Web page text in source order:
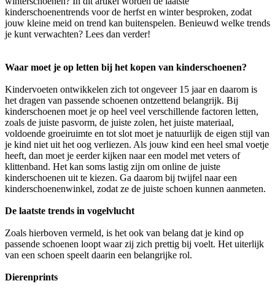
kinderschoenentrends voor de herfst en winter besproken, zodat
jouw kleine meid on trend kan buitenspelen. Benieuwd welke trends
je kunt verwachten? Lees dan verder!
Waar moet je op letten bij het kopen van kinderschoenen?
Kindervoeten ontwikkelen zich tot ongeveer 15 jaar en daarom is
het dragen van passende schoenen ontzettend belangrijk. Bij
kinderschoenen moet je op heel veel verschillende factoren letten,
zoals de juiste pasvorm, de juiste zolen, het juiste materiaal,
voldoende groeiruimte en tot slot moet je natuurlijk de eigen stijl van
je kind niet uit het oog verliezen. Als jouw kind een heel smal voetje
heeft, dan moet je eerder kijken naar een model met veters of
klittenband. Het kan soms lastig zijn om online de juiste
kinderschoenen uit te kiezen. Ga daarom bij twijfel naar een
kinderschoenenwinkel, zodat ze de juiste schoen kunnen aanmeten.
De laatste trends in vogelvlucht
Zoals hierboven vermeld, is het ook van belang dat je kind op
passende schoenen loopt waar zij zich prettig bij voelt. Het uiterlijk
van een schoen speelt daarin een belangrijke rol.
Dierenprints